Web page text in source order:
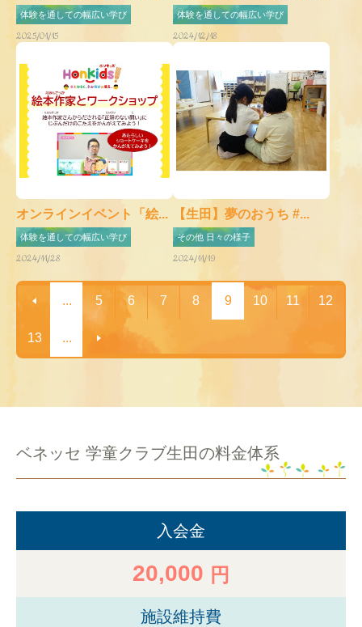
体験を通しての幅広い学び
2025/01/15
体験を通しての幅広い学び
2024/12/18
オンラインイベント「絵...
体験を通しての幅広い学び
2024/11/28
【生田】夢のおうち #...
その他 日々の様子
2024/11/19
... 5 6 7 8 9 10 11 12
13 ...
ベネッセ 学童クラブ生田の料金体系
入会金
20,000 円
施設維持費